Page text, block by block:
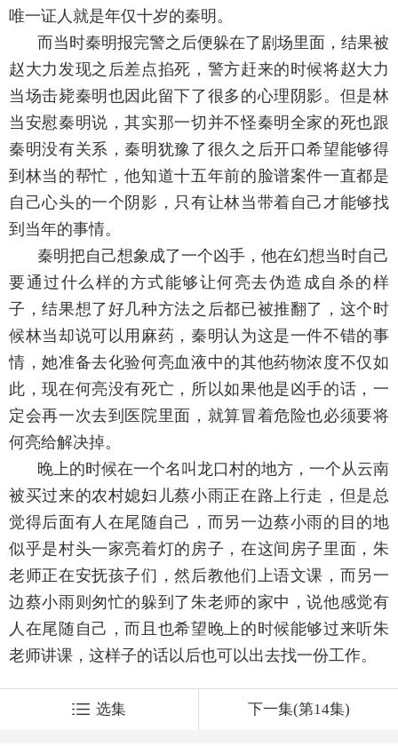
唯一证人就是年仅十岁的秦明。
而当时秦明报完警之后便躲在了剧场里面，结果被
赵大力发现之后差点掐死，警方赶来的时候将赵大力
当场击毙秦明也因此留下了很多的心理阴影。但是林
当安慰秦明说，其实那一切并不怪秦明全家的死也跟
秦明没有关系，秦明犹豫了很久之后开口希望能够得
到林当的帮忙，他知道十五年前的脸谱案件一直都是
自己心头的一个阴影，只有让林当带着自己才能够找
到当年的事情。
秦明把自己想象成了一个凶手，他在幻想当时自己
要通过什么样的方式能够让何亮去伪造成自杀的样
子，结果想了好几种方法之后都已被推翻了，这个时
候林当却说可以用麻药，秦明认为这是一件不错的事
情，她准备去化验何亮血液中的其他药物浓度不仅如
此，现在何亮没有死亡，所以如果他是凶手的话，一
定会再一次去到医院里面，就算冒着危险也必须要将
何亮给解决掉。
晚上的时候在一个名叫龙口村的地方，一个从云南
被买过来的农村媳妇儿蔡小雨正在路上行走，但是总
觉得后面有人在尾随自己，而另一边蔡小雨的目的地
似乎是村头一家亮着灯的房子，在这间房子里面，朱
老师正在安抚孩子们，然后教他们上语文课，而另一
边蔡小雨则匆忙的躲到了朱老师的家中，说他感觉有
人在尾随自己，而且也希望晚上的时候能够过来听朱
老师讲课，这样子的话以后也可以出去找一份工作。
选集 下一集(第14集)